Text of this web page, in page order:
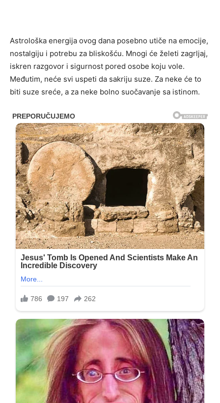
Astrološka energija ovog dana posebno utiče na emocije,
nostalgiju i potrebu za bliskošću. Mnogi će želeti zagrljaj,
iskren razgovor i sigurnost pored osobe koju vole.
Međutim, neće svi uspeti da sakriju suze. Za neke će to
biti suze sreće, a za neke bolno suočavanje sa istinom.